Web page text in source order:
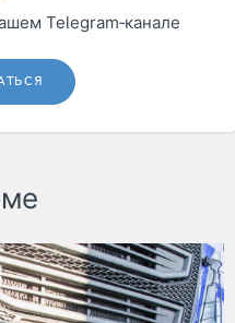
Telegram‑канале